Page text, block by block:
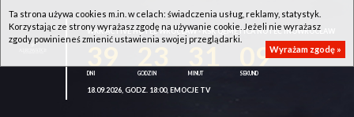
WKK ACTIVE HOTEL WROCŁAW - KSK QEMETICA NOTEĆ INOWROCŁAW
09
18.09.2026, GODZ. 18:00, EMOCJE TV
Ta strona używa cookies m.in. w celach: świadczenia usług, reklamy, statystyk.
Korzystając ze strony wyrażasz zgodę na używanie cookie. Jeżeli nie wyrażasz
zgody powinieneś zmienić ustawienia swojej przeglądarki.
Wyrażam zgodę »